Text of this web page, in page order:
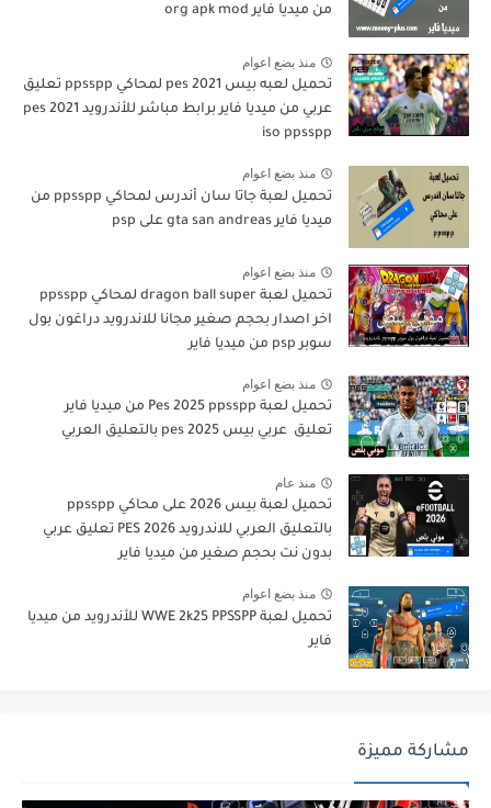
من ميديا فاير org apk mod
منذ بضع اعوام
تحميل لعبه بيس pes 2021 لمحاكي ppsspp تعليق
عربي من ميديا فاير برابط مباشر للأندرويد pes 2021
iso ppsspp
منذ بضع اعوام
تحميل لعبة جاتا سان أندرس لمحاكي ppsspp من
ميديا فاير gta san andreas على psp
منذ بضع اعوام
تحميل لعبة dragon ball super لمحاكي ppsspp
اخر اصدار بحجم صغير مجانا للاندرويد دراغون بول
سوبر psp من ميديا فاير
منذ بضع اعوام
تحميل لعبة Pes 2025 ppsspp من ميديا فاير
تعليق عربي بيس pes 2025 بالتعليق العربي
منذ عام
تحميل لعبة بيس 2026 على محاكي ppsspp
بالتعليق العربي للاندرويد PES 2026 تعليق عربي
بدون نت بحجم صغير من ميديا فاير
منذ بضع اعوام
تحميل لعبة WWE 2k25 PPSSPP للأندرويد من ميديا
فاير
مشاركة مميزة